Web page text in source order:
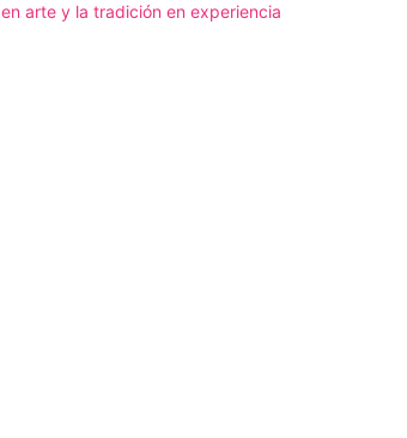
en arte y la tradición en experiencia